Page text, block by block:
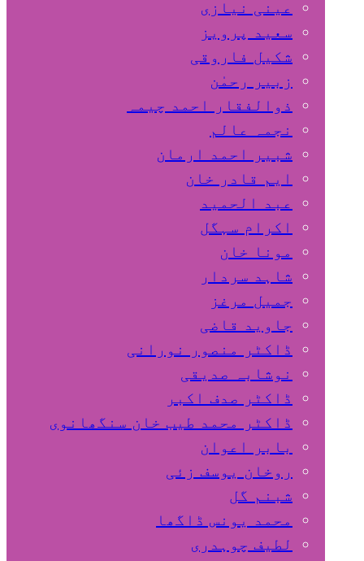
عینی نیازی
سعید پرویز
شکیل فاروقی
زبیر رحمٰن
ذوالفقار احمد چیمہ
نجمہ عالم
شبیر احمد ارمان
ایم قادر خان
عبد الحمید
اکرام سہگل
مونا خان
شاہد سردار
جمیل مرغز
جاوید قاضی
ڈاکٹر منصور نورانی
نوشابہ صدیقی
ڈاکٹر صدف اکبر
ڈاکٹر محمد طیب خان سنگھانوی
بابر اعوان
روخان یوسف زئی
شبنم گل
محمد یونس ڈاگھا
لطیف چوہدری